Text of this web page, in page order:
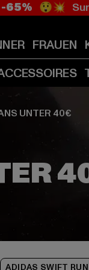
-65% 😲💥
FRAUEN
UNTER 40€
ADIDAS SWIFT RUN